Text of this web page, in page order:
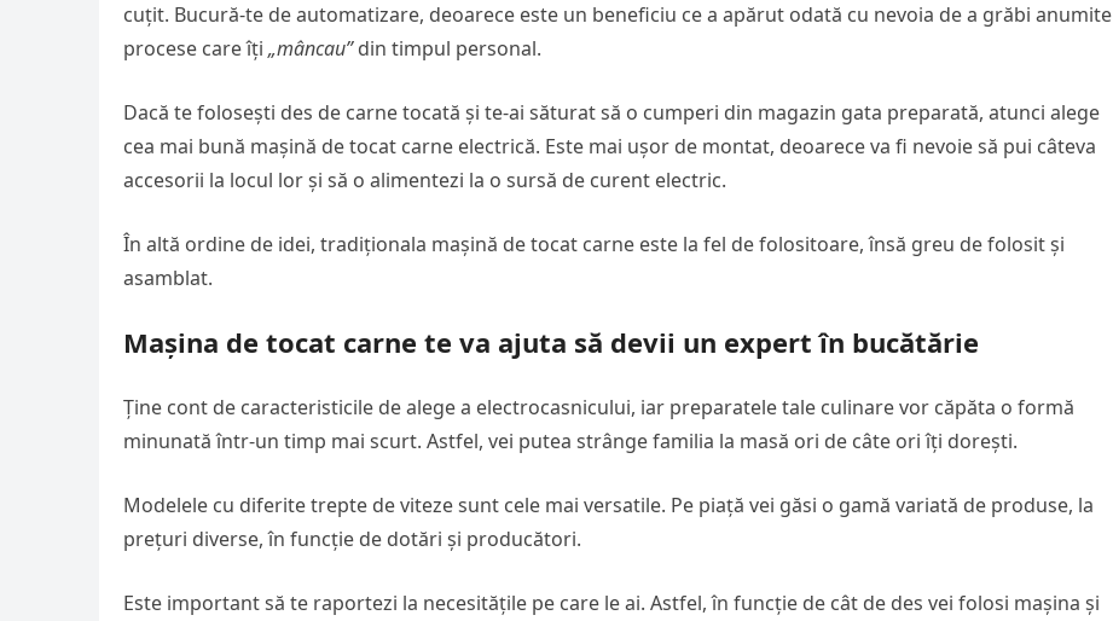
cuțit. Bucură-te de automatizare, deoarece este un beneficiu ce a apărut odată cu nevoia de a grăbi anumite
procese care îți „mâncau”din timpul personal.
Dacă te folosești des de carne tocată și te-ai săturat să o cumperi din magazin gata preparată, atunci alege
cea mai bună mașină de tocat carne electrică. Este mai ușor de montat, deoarece va fi nevoie să pui câteva
accesorii la locul lor și să o alimentezi la o sursă de curent electric.
În altă ordine de idei, tradiționala mașină de tocat carne este la fel de folositoare, însă greu de folosit și
asamblat.
Mașina de tocat carne te va ajuta să devii un expert în bucătărie
Ține cont de caracteristicile de alege a electrocasnicului, iar preparatele tale culinare vor căpăta o formă
minunată într-un timp mai scurt. Astfel, vei putea strânge familia la masă ori de câte ori îți dorești.
Modelele cu diferite trepte de viteze sunt cele mai versatile. Pe piață vei găsi o gamă variată de produse, la
prețuri diverse, în funcție de dotări și producători.
Este important să te raportezi la necesitățile pe care le ai. Astfel, în funcție de cât de des vei folosi mașina și